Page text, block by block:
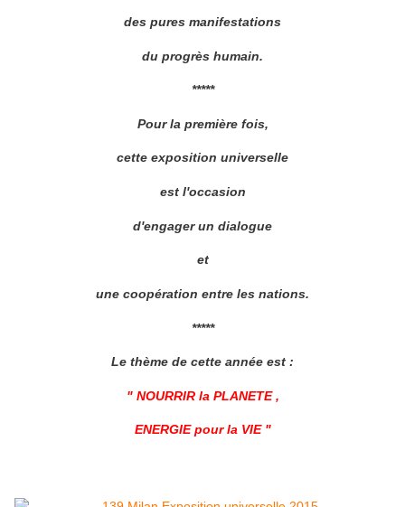
des pures manifestations
du progrès humain.
*****
Pour la première fois,
cette exposition universelle
est l'occasion
d'engager un dialogue
et
une coopération entre les nations.
*****
Le thème de cette année est :
" NOURRIR la PLANETE ,
ENERGIE pour la VIE "